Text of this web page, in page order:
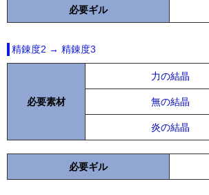
必要ギル
精錬度2 → 精錬度3
必要素材
力の結晶
無の結晶
炎の結晶
必要ギル